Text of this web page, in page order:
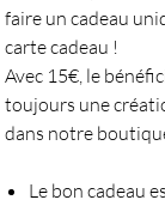
faire un cadeau
carte cadeau !
Avec 15€, le
toujours une
dans notre
Le bon cadeau